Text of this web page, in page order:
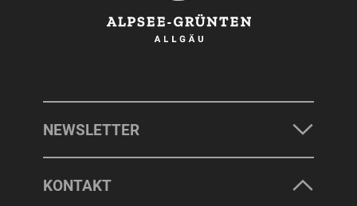
NEWSLETTER
KONTAKT